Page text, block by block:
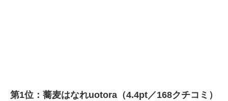
第1位：蕎麦はなれuotora（4.4pt／168クチコミ）